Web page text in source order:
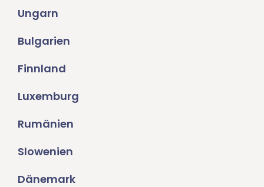
Ungarn
Bulgarien
Finnland
Luxemburg
Rumänien
Slowenien
Dänemark